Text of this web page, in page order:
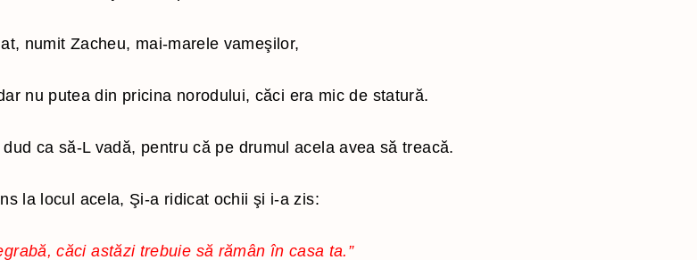
lui Ieremia Iuda
numit Zacheu, mai-marele vameşilor,
nu putea din pricina norodului, căci era mic de statură.
ca să-L vadă, pentru că pe drumul acela avea să treacă.
la locul acela, Şi-a ridicat ochii şi i-a zis:
căci astăzi trebuie să rămân în casa ta.”